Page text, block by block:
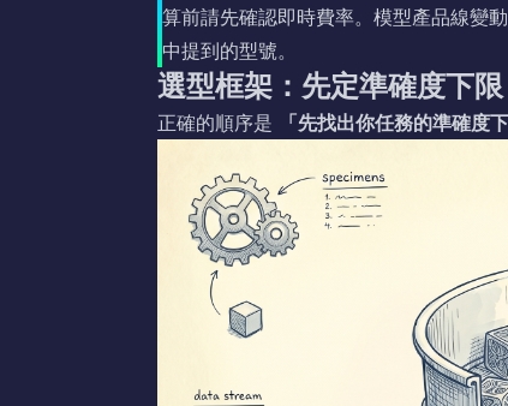
算前請先確認即時費率。模型產品線變
中提到的型號。
選型框架：先定準確度下
正確的順序是 「先找出你任務的準確度